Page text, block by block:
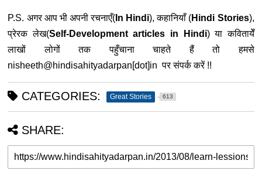
P.S. अगर आप भी अपनी रचनाएँ( In Hindi), कहानियाँ (Hindi Stories),
प्रेरक लेख(Self-Development articles in Hindi) या कवितायेँ
लाखों लोगों तक पहुँचाना चाहते हैं तो हमसे
nisheeth@hindisahityadarpan[dot]in पर संपर्क करें !!
CATEGORIES: Great Stories 613
SHARE: